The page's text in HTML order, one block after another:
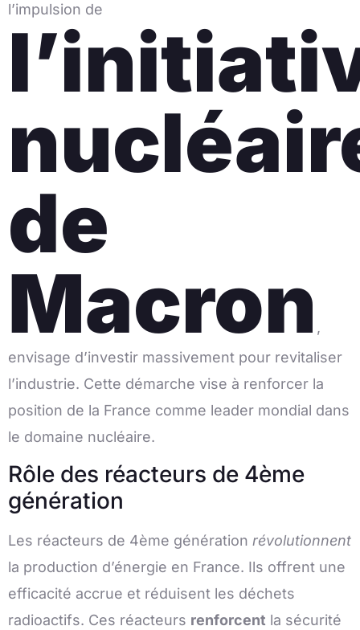
l’impulsion de
de
Macron ,
envisage d’investir massivement pour revitaliser
l’industrie. Cette démarche vise à renforcer la
position de la France comme leader mondial dans
le domaine nucléaire.
Rôle des réacteurs de 4ème
génération
Les réacteurs de 4ème génération révolutionnent
la production d’énergie en France. Ils offrent une
efficacité accrue et réduisent les déchets
radioactifs. Ces réacteurs renforcent la sécurité